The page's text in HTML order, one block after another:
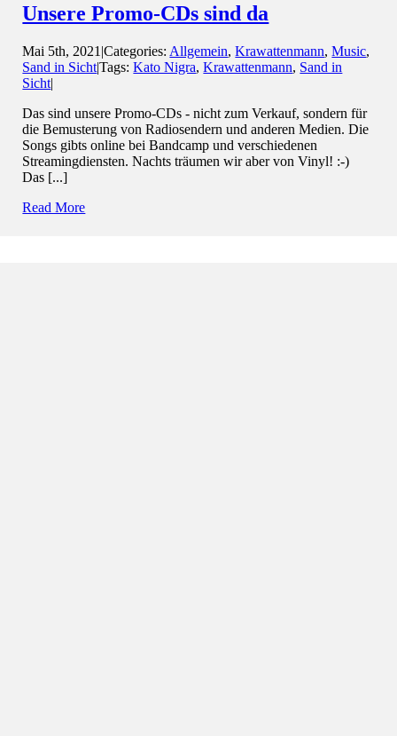
Unsere Promo-CDs sind da
Mai 5th, 2021 |Categories: Allgemein,Krawattenmann,Music,
Sand in Sicht|Tags:Kato Nigra,Krawattenmann, Sand in
Sicht|
Das sind unsere Promo-CDs - nicht zum Verkauf, sondern für
die Bemusterung von Radiosendern und anderen Medien. Die
Songs gibts online bei Bandcamp und verschiedenen
Streamingdiensten. Nachts träumen wir aber von Vinyl! :-)
Das [...]
Read More